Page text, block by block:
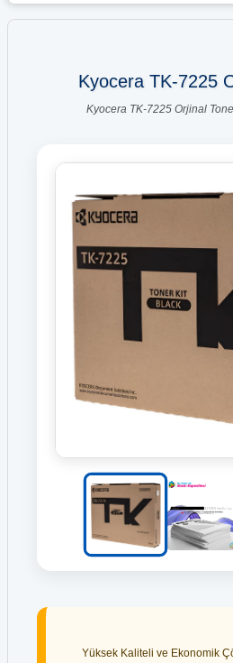
Kyocera TK-7225
Kyocera TK-7225 Orjinal
Yüksek Kaliteli ve Ekonomik